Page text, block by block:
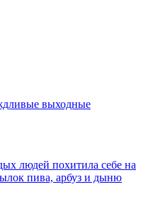
выходные
людей похитила себе на
пива, арбуз и дыню